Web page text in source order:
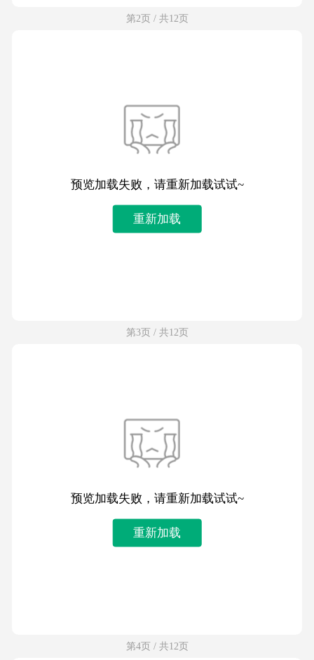
第2页 / 共12页
预览加载失败，请重新加载试试~
重新加载
第3页 / 共12页
预览加载失败，请重新加载试试~
重新加载
第4页 / 共12页